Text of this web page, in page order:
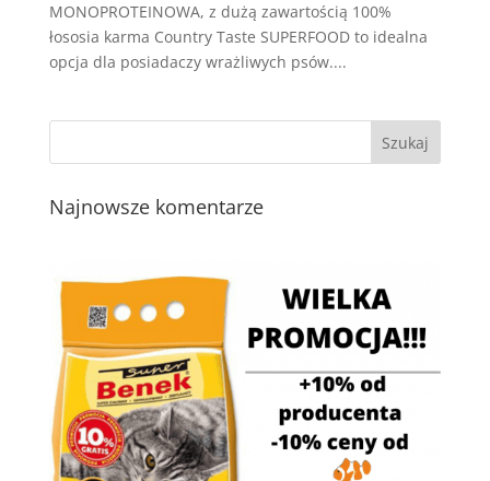
MONOPROTEINOWA, z dużą zawartością 100%
łososia karma Country Taste SUPERFOOD to idealna
opcja dla posiadaczy wrażliwych psów....
Najnowsze komentarze